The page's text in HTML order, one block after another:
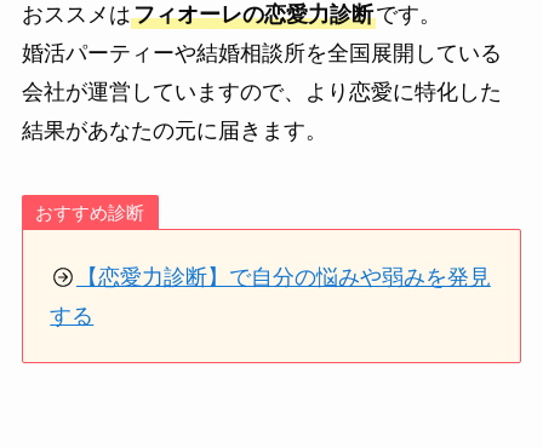
おススメはフィオーレの恋愛力診断です。
婚活パーティーや結婚相談所を全国展開している
会社が運営していますので、より恋愛に特化した
結果があなたの元に届きます。
おすすめ診断
【恋愛力診断】で自分の悩みや弱みを発見
する